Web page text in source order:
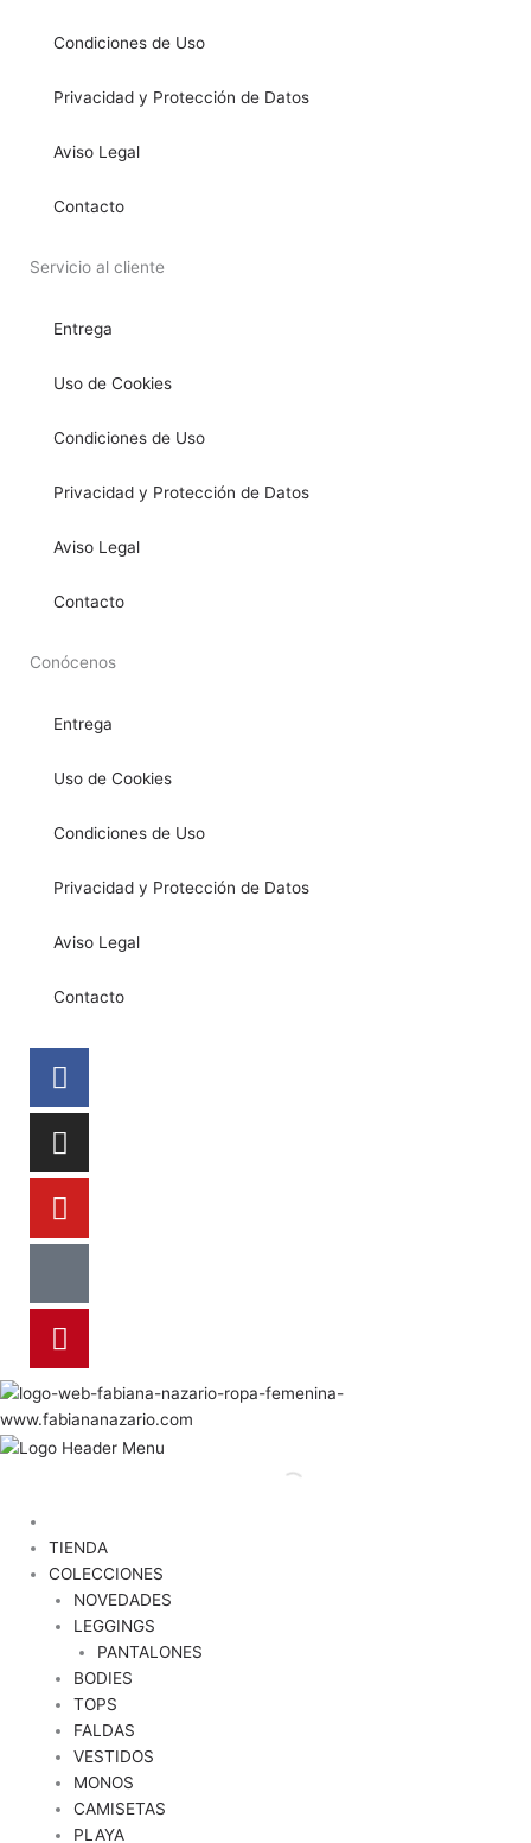
Condiciones de Uso
Privacidad y Protección de Datos
Aviso Legal
Contacto
Servicio al cliente
Entrega
Uso de Cookies
Condiciones de Uso
Privacidad y Protección de Datos
Aviso Legal
Contacto
Conócenos
Entrega
Uso de Cookies
Condiciones de Uso
Privacidad y Protección de Datos
Aviso Legal
Contacto
Facebook
Instagram
Youtube
Tiktok
Pinterest
TIENDA
COLECCIONES
NOVEDADES
LEGGINGS
PANTALONES
BODIES
TOPS
FALDAS
VESTIDOS
MONOS
CAMISETAS
PLAYA